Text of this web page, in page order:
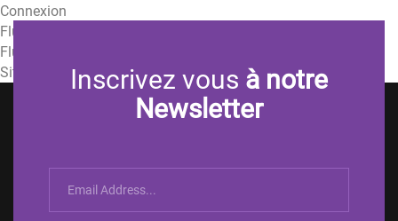
Connexion
Flux des publications
Flux des commentaires
Site de WordPress-FRInscrivez vous à notre
Newsletter